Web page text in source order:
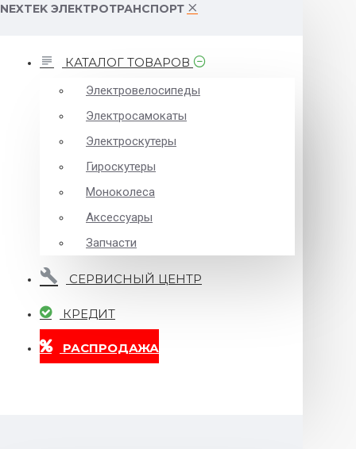
NEXTEK ЭЛЕКТРОТРАНСПОРТ
КАТАЛОГ ТОВАРОВ
Электровелосипеды
Электросамокаты
Электроскутеры
Гироскутеры
Моноколеса
Аксессуары
Запчасти
СЕРВИСНЫЙ ЦЕНТР
КРЕДИТ
РАСПРОДАЖА